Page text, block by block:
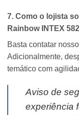
7. Como o lojista
Rainbow INTEX
Basta contatar
Adicionalmente,
temático com
Aviso de
experiência